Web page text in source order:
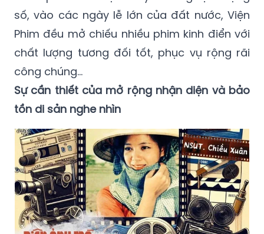
số, vào các ngày lễ lớn của đất nước, Viện
Phim đều mở chiếu nhiều phim kinh điển với
chất lượng tương đối tốt, phục vụ rộng rãi
công chúng…
Sự cần thiết của mở rộng nhận diện và bảo
tồn di sản nghe nhìn